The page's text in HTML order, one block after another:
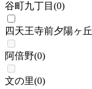
谷町九丁目 (0)
四天王寺前夕陽ヶ丘
阿倍野(0)
文の里(0)